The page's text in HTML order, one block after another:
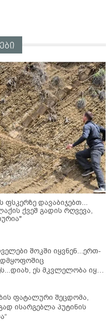
ფსკერზე დავაბიჯებთ...
ქვეშ გადის რღვევა,
შოკში იყვნენ...ერთ-
ეს მკვლელობა იყო"
ტრაგედიის
ფატალური შეცდომა,
ისარგებლა პუტინის